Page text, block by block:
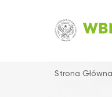
Strona Główna